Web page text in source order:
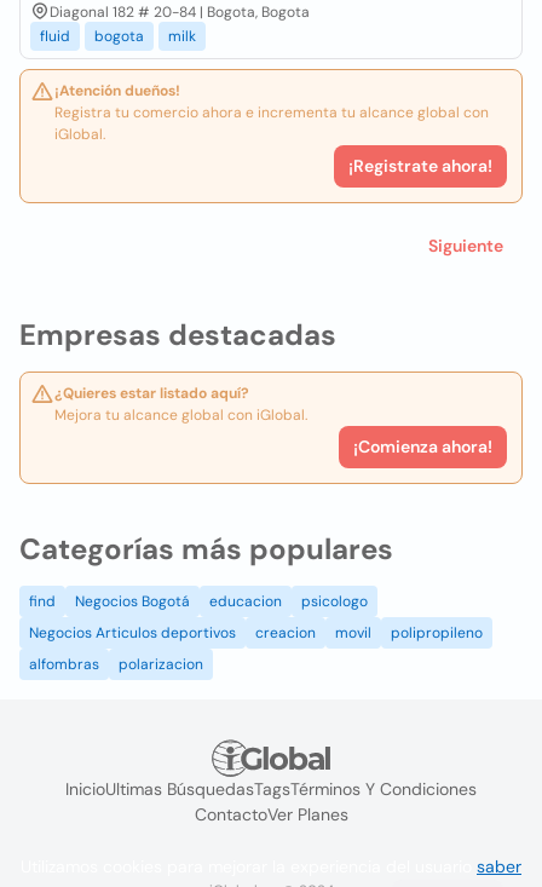
Empresas destacadas
¿Quieres estar listado aquí?
Mejora tu alcance global con iGlobal.
¡Comienza ahora!
Diagonal 182 # 20-84 | Bogota, Bogota
fluid
bogota milk
¡Atención dueños!
Registra tu comercio ahora e incrementa tu alcance global con
iGlobal.
¡Registrate ahora!
Siguiente
Categorías más populares
find Negocios Bogotá educacion
psicologo
Negocios Articulos deportivos
creacion movil
polipropileno
alfombras
polarizacion
InicioUltimas BúsquedasTagsTérminos Y Condiciones
ContactoVer Planes
saber